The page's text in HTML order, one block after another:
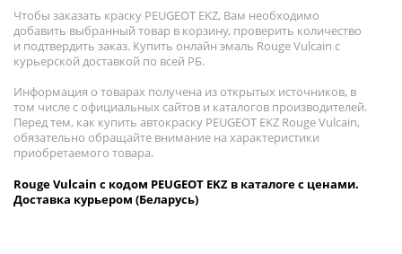
Чтобы заказать краску PEUGEOT EKZ, Вам необходимо
добавить выбранный товар в корзину, проверить количество
и подтвердить заказ. Купить онлайн эмаль Rouge Vulcain с
курьерской доставкой по всей РБ.
Информация о товарах получена из открытых источников, в
том числе с официальных сайтов и каталогов производителей.
Перед тем, как купить автокраску PEUGEOT EKZ Rouge Vulcain,
обязательно обращайте внимание на характеристики
приобретаемого товара.
Rouge Vulcain с кодом PEUGEOT EKZ в каталоге с ценами.
Доставка курьером (Беларусь)